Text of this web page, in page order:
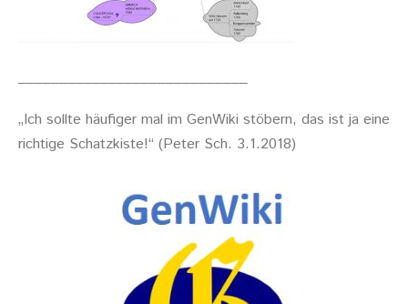
„Ich sollte häufiger mal im GenWiki stöbern, das ist ja eine
richtige Schatzkiste!“ (Peter Sch. 3.1.2018)